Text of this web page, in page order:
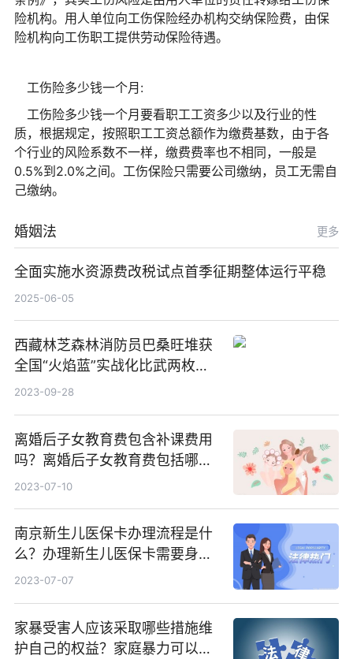
险机构。用人单位向工伤保险经办机构交纳保险费，由保
险机构向工伤职工提供劳动保险待遇。
工伤险多少钱一个月:
工伤险多少钱一个月要看职工工资多少以及行业的性
质，根据规定，按照职工工资总额作为缴费基数，由于各
个行业的风险系数不一样，缴费费率也不相同，一般是
0.5%到2.0%之间。工伤保险只需要公司缴纳，员工无需自
己缴纳。
婚姻法 更多
全面实施水资源费改税试点首季征期整体运行平稳
2025-06-05
西藏林芝森林消防员巴桑旺堆获
全国“火焰蓝”实战化比武两枚金
牌_天天百事通
2023-09-28
离婚后子女教育费包含补课费用
吗？离婚后子女教育费包括哪
些？
2023-07-10
南京新生儿医保卡办理流程是什
么？办理新生儿医保卡需要身份
证吗？ 全球微动态
2023-07-07
家暴受害人应该采取哪些措施维
护自己的权益？家庭暴力可以诉